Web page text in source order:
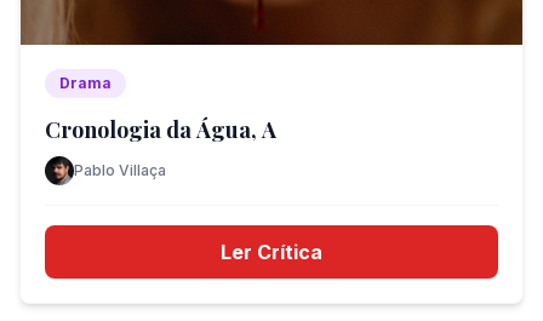
Drama
Cronologia da Água, A
Pablo Villaça
Ler Crítica